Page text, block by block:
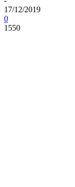
17/12/2019
0
1550